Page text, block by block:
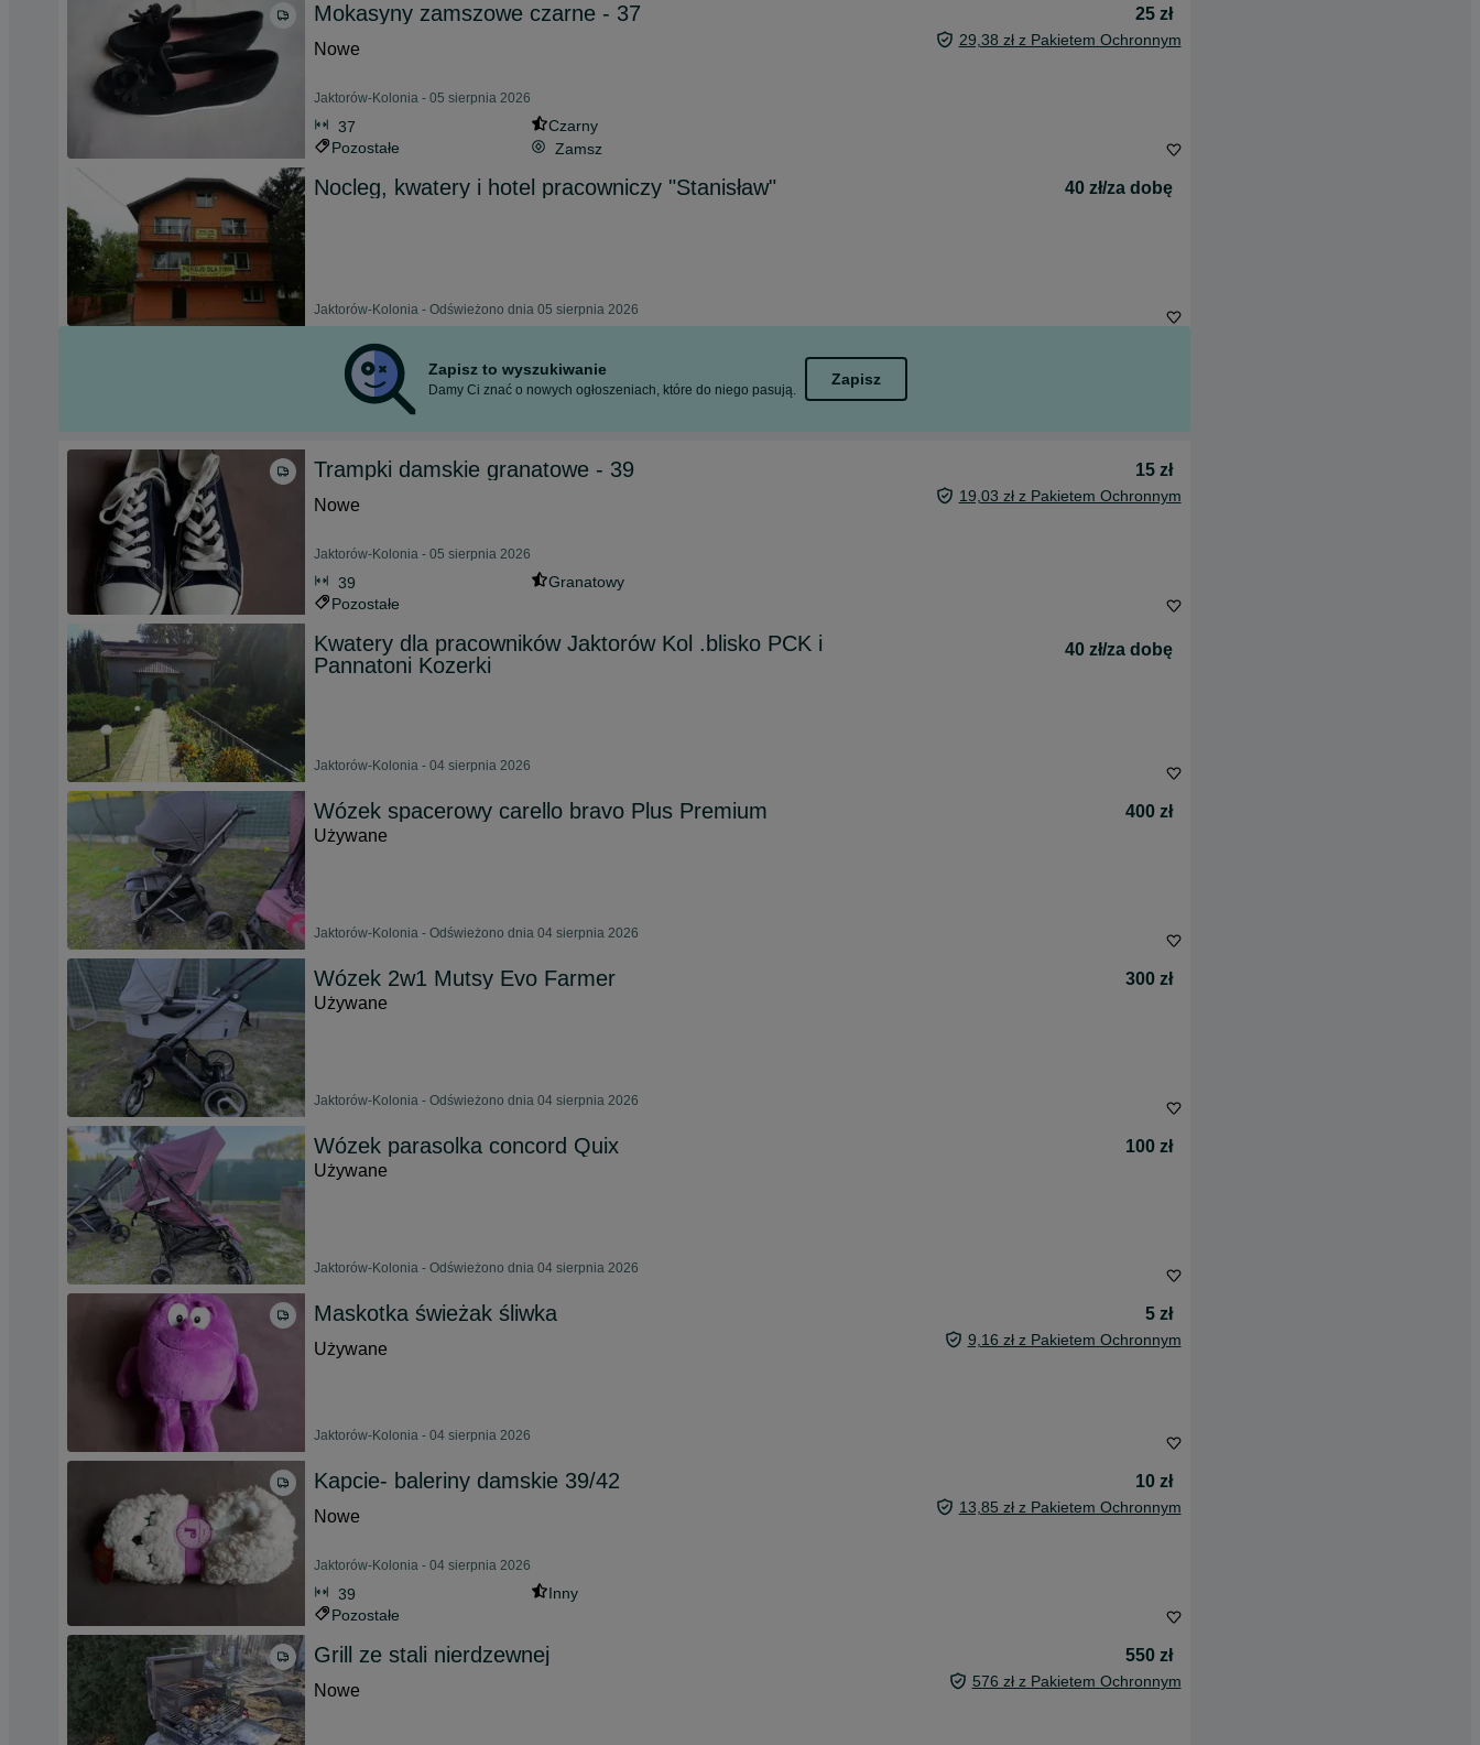
Mokasyny zamszowe czarne - 37
25 zł
Nowe
29,38 zł z Pakietem Ochronnym
Jaktorów-Kolonia - 05 sierpnia 2026
37
Czarny
Pozostałe
Zamsz
Nocleg, kwatery i hotel pracowniczy "Stanisław" 40 zł/za dobę
Jaktorów-Kolonia - Odświeżono dnia 05 sierpnia 2026
Zapisz to wyszukiwanie
Damy Ci znać o nowych ogłoszeniach, które do niego pasują.
Zapisz
Trampki damskie granatowe - 39
15 zł
Nowe
19,03 zł z Pakietem Ochronnym
Jaktorów-Kolonia - 05 sierpnia 2026
39
Granatowy
Pozostałe
Kwatery dla pracowników Jaktorów Kol .blisko PCK i
Pannatoni Kozerki
40 zł/za dobę
Jaktorów-Kolonia - 04 sierpnia 2026
Wózek spacerowy carello bravo Plus Premium
400 zł
Używane
Jaktorów-Kolonia - Odświeżono dnia 04 sierpnia 2026
Wózek 2w1 Mutsy Evo Farmer
300 zł
Używane
Jaktorów-Kolonia - Odświeżono dnia 04 sierpnia 2026
Wózek parasolka concord Quix
100 zł
Używane
Jaktorów-Kolonia - Odświeżono dnia 04 sierpnia 2026
Maskotka świeżak śliwka
5 zł
Używane
9,16 zł z Pakietem Ochronnym
Jaktorów-Kolonia - 04 sierpnia 2026
Kapcie- baleriny damskie 39/42
10 zł
Nowe
13,85 zł z Pakietem Ochronnym
Jaktorów-Kolonia - 04 sierpnia 2026
39
Inny
Pozostałe
Grill ze stali nierdzewnej
550 zł
Nowe
576 zł z Pakietem Ochronnym